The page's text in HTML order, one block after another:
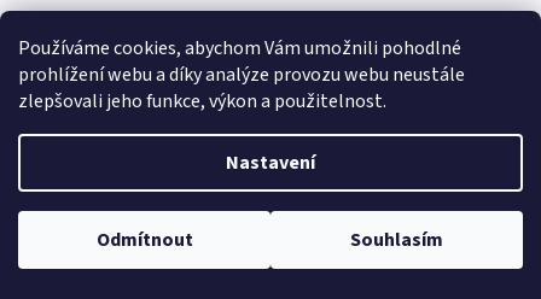
Používáme cookies, abychom Vám umožnili pohodlné
prohlížení webu a díky analýze provozu webu neustále
zlepšovali jeho funkce, výkon a použitelnost.
Nastavení
Odmítnout Souhlasím